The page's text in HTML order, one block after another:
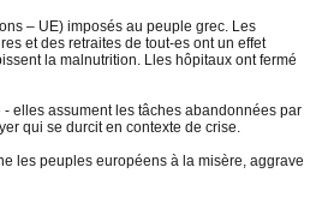
– UE) imposés au peuple grec. Les
et des retraites de tout-es ont un effet
la malnutrition. Lles hôpitaux ont fermé
elles assument les tâches abandonnées par
qui se durcit en contexte de crise.
les peuples européens à la misère, aggrave